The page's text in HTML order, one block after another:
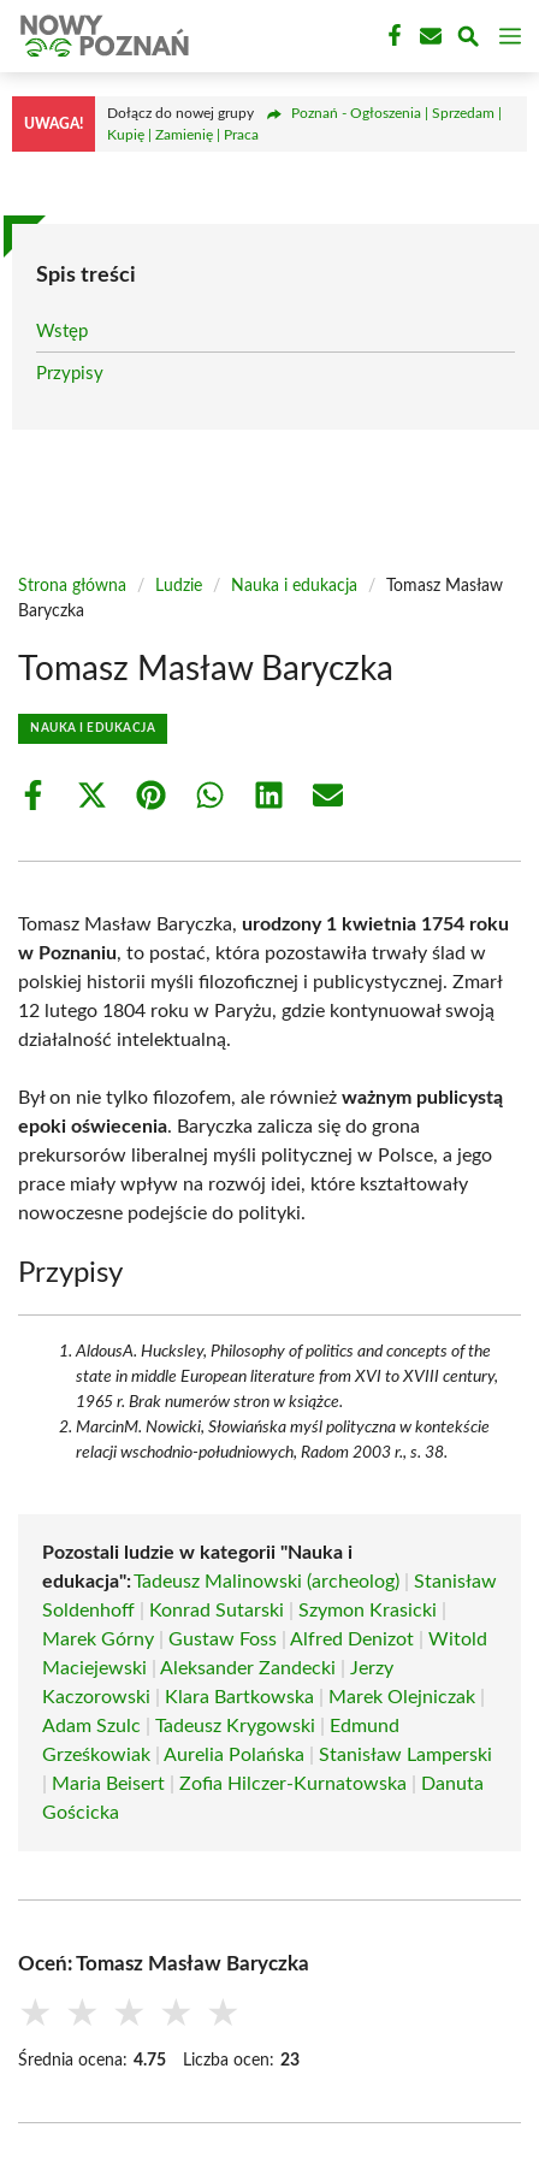
Przejdź
treści
UWAGA!
Dołącz do nowej grupy
Poznań - Ogłoszenia | Sprzedam |
Kupię | Zamienię | Praca
Spis treści
Wstęp
Przypisy
Strona główna / Ludzie / Nauka i edukacja /
Tomasz Masław
Baryczka
Tomasz Masław Baryczka
NAUKA I EDUKACJA
Share
Share
(Twitter)
Share Share Share Share
Tomasz Masław Baryczka, urodzony 1 kwietnia 1754 roku
w Poznaniu, to postać, która pozostawiła trwały ślad w
polskiej historii myśli filozoficznej i publicystycznej. Zmarł
12 lutego 1804 roku w Paryżu, gdzie kontynuował swoją
działalność intelektualną.
Był on nie tylko filozofem, ale również ważnym publicystą
epoki oświecenia. Baryczka zalicza się do grona
prekursorów liberalnej myśli politycznej w Polsce, a jego
prace miały wpływ na rozwój idei, które kształtowały
nowoczesne podejście do polityki.
Przypisy
AldousA. Hucksley, Philosophy of politics and concepts of the
state in middle European literature from XVI to XVIII century,
1965 r. Brak numerów stron w książce.
MarcinM. Nowicki, Słowiańska myśl polityczna w kontekście
relacji wschodnio-południowych, Radom 2003 r., s. 38.
Pozostali ludzie w kategorii "Nauka i
edukacja":Tadeusz Malinowski (archeolog)
Stanisław
Soldenhoff
Konrad Sutarski Szymon Krasicki
Marek Górny
Gustaw Foss Alfred Denizot
Witold
Maciejewski
Aleksander Zandecki
Jerzy
Kaczorowski
Klara Bartkowska Marek Olejniczak
Adam Szulc
Tadeusz Krygowski
Edmund
Grześkowiak
Aurelia Polańska
Stanisław Lamperski
Maria Beisert Zofia Hilczer-Kurnatowska
Danuta
Gościcka
Oceń: Tomasz Masław Baryczka
★ ★ ★ ★ ★
Średnia ocena: 4.75 Liczba ocen: 23